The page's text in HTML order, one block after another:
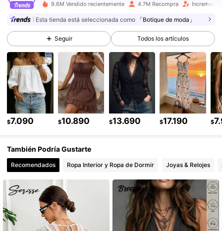
4,86 617K Seguidores
4,86 617K Seguidores
4,86 617K Seguidores
4,86
4,86 617K Seguidores
4,86 617K Seguidores
9.6M Vendido recientemente 4.7M Recompra
Esta tienda está seleccionada como 「Botique de moda」
Seguir Todos los artículos
$7.090 $10.890 $13.690 $17.190 $
También Podría Gustarte
Recomendados Ropa Interior y Ropa de Dormir Joyas & Relojes